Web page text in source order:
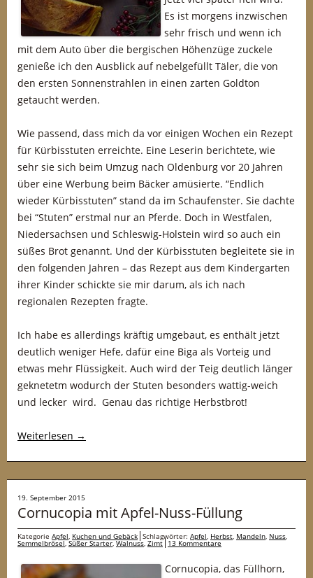
Es ist morgens inzwischen
sehr frisch und wenn ich
mit dem Auto über die bergischen Höhenzüge zuckele
genieße ich den Ausblick auf nebelgefüllt Täler, die von
den ersten Sonnenstrahlen in einen zarten Goldton
getaucht werden.
Wie passend, dass mich da vor einigen Wochen ein Rezept
für Kürbisstuten erreichte. Eine Leserin berichtete, wie
sehr sie sich beim Umzug nach Oldenburg vor 20 Jahren
über eine Werbung beim Bäcker amüsierte. “Endlich
wieder Kürbisstuten” stand da im Schaufenster. Sie dachte
bei “Stuten” erstmal nur an Pferde. Doch in Westfalen,
Niedersachsen und Schleswig-Holstein wird so auch ein
süßes Brot genannt. Und der Kürbisstuten begleitete sie in
den folgenden Jahren – das Rezept aus dem Kindergarten
ihrer Kinder schickte sie mir darum, als ich nach
regionalen Rezepten fragte.
Ich habe es allerdings kräftig umgebaut, es enthält jetzt
deutlich weniger Hefe, dafür eine Biga als Vorteig und
etwas mehr Flüssigkeit. Auch wird der Teig deutlich länger
geknetetm wodurch der Stuten besonders wattig-weich
und lecker wird. Genau das richtige Herbstbrot!
Weiterlesen →
19. September 2015
Cornucopia mit Apfel-Nuss-Füllung
Kategorie Apfel, Kuchen und Gebäck Schlagwörter: Apfel, Herbst, Mandeln, Nuss,
Semmelbrösel,Süßer Starter,Walnuss, Zimt 13 Kommentare
Cornucopia, das Füllhorn,